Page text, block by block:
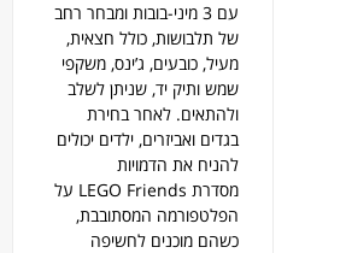
עם 3 מיני-בובות ומבחר רחב
של תלבושות, כולל חצאית,
מעיל, כובעים, ג’ינס, משקפי
שמש ותיק יד, שניתן לשלב
ולהתאים. לאחר בחירת
בגדים ואביזרים, ילדים יכולים
להניח את הדמויות
מסדרת
LEGO Friends על
הפלטפורמה המסתובבת,
כשהם מוכנים לחשיפה